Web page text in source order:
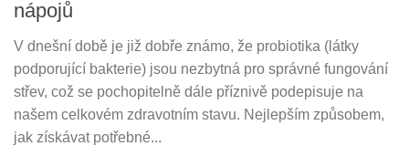
nápojů
V dnešní době je již dobře známo, že probiotika (látky
podporující bakterie) jsou nezbytná pro správné fungování
střev, což se pochopitelně dále příznivě podepisuje na
našem celkovém zdravotním stavu. Nejlepším způsobem,
jak získávat potřebné...